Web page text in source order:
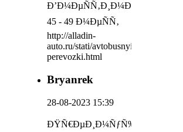
Ð’Ð¼ÐµÑÑ‚Ð¸Ð¼Ð¾ÑÑ‚ÑŒ:
45 - 49 Ð¼ÐµÑÑ‚
http://alladin-
auto.ru/stati/avtobusnyie-
perevozki.html
Bryanrek
28-08-2023 15:39
ÐŸÑ€ÐµÐ¸Ð¼ÑƒÑ‰ÐµÑÑ‚Ð²Ð°